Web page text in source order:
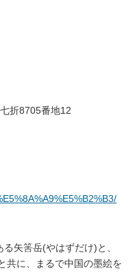
折8705番地12
矢筈岳(やはずだけ)と、
共に、まるで中国の墨絵を